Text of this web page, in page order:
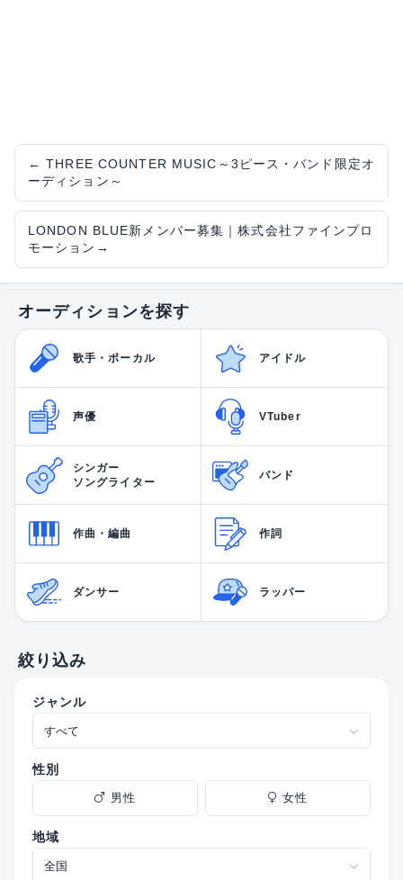
← THREE COUNTER MUSIC～3ピース・バンド限定オ
ーディション～
LONDON BLUE新メンバー募集｜株式会社ファインプロ
モーション →
オーディションを探す
歌手・ボーカル アイドル
声優 VTuber
シンガー
ソングライター
バンド
作曲・編曲 作詞
ダンサー ラッパー
絞り込み
ジャンル
性別
男性 女性
地域